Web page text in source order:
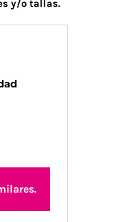
y/o tallas.